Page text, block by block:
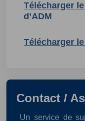
Télécharger
d’ADM
Télécharger
Contact /
Un service de